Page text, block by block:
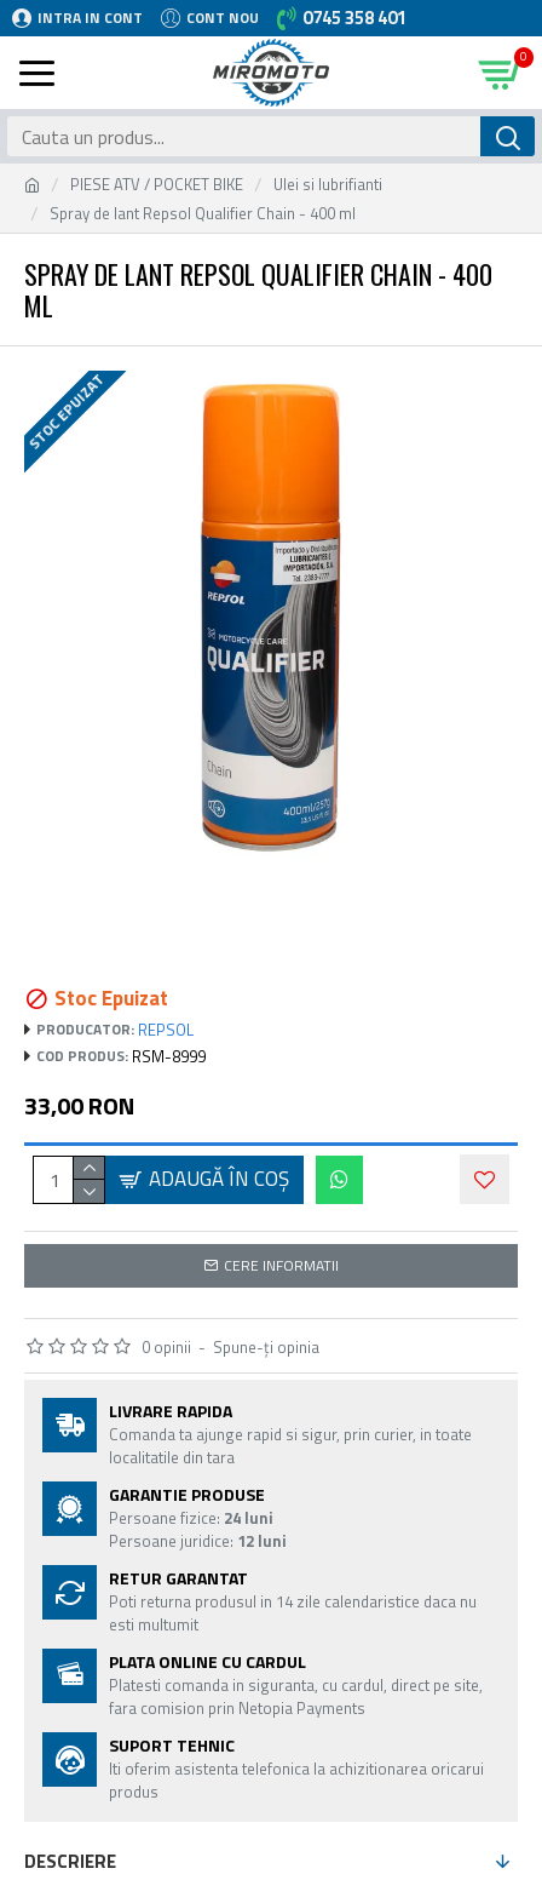
INTRA IN CONT CONT NOU 0745 358 401
0
PIESE ATV / POCKET BIKE
Ulei si lubrifianti
Spray de lant Repsol Qualifier Chain - 400 ml
SPRAY DE LANT REPSOL QUALIFIER CHAIN - 400
ML
STOC EPUIZAT
Stoc Epuizat
PRODUCATOR: REPSOL
COD PRODUS: RSM-8999
0 opinii - Spune-ţi opinia
33,00 RON
ADAUGĂ ÎN COŞ
CERE INFORMATII
LIVRARE RAPIDA
Comanda ta ajunge rapid si sigur, prin curier, in toate
localitatile din tara
GARANTIE PRODUSE
Persoane fizice: 24 luni
Persoane juridice: 12 luni
RETUR GARANTAT
Poti returna produsul in 14 zile calendaristice daca nu
esti multumit
PLATA ONLINE CU CARDUL
Platesti comanda in siguranta, cu cardul, direct pe site,
fara comision prin Netopia Payments
SUPORT TEHNIC
Iti oferim asistenta telefonica la achizitionarea oricarui
produs
DESCRIERE